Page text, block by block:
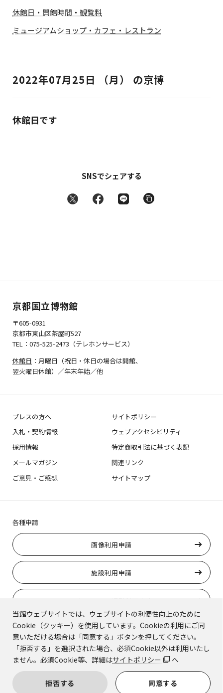
当館ウェブサイトでは、ウェブサイトの利便性向上のために
Cookie（クッキー）を使用しています。Cookieの利用にご同
意いただける場合は「同意する」ボタンを押してください。
「拒否する」を選択された場合、必須Cookie以外は利用いたし
ません。必須Cookie等、詳細はサイトポリシー へ
拒否する 同意する
休館日・開館時間・観覧料
ミュージアムショップ・カフェ・レストラン
2022年07月25日 （月） の京博
休館日です
SNSでシェアする
京都国立博物館
〒605-0931
京都市東山区茶屋町527
TEL：075-525-2473（テレホンサービス）
休館日 ：月曜日（祝日・休日の場合は開館、
翌火曜日休館）／年末年始／他
プレスの方へ
サイトポリシー
入札・契約情報
ウェブアクセシビリティ
採用情報
特定商取引法に基づく表記
メールマガジン
関連リンク
ご意見・ご感想
サイトマップ
各種申請
画像利用申請
施設利用申請
ロケーション撮影利用申請
トラりんの使用申請
© Kyoto National Museum.